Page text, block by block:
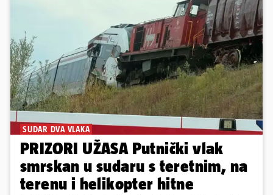
SUDAR DVA VLAKA
PRIZORI UŽASA Putnički vlak
smrskan u sudaru s teretnim, na
terenu i helikopter hitne